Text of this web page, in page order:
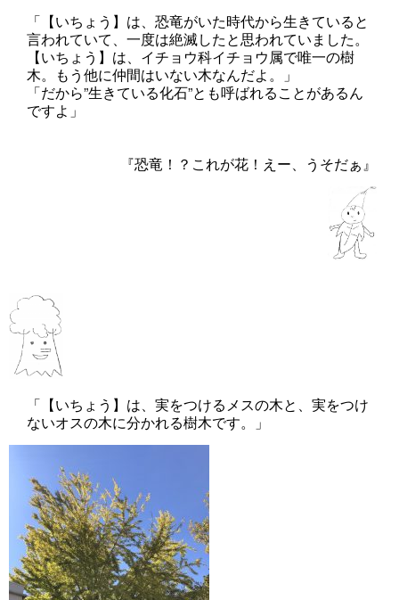
「【いちょう】は、恐竜がいた時代から生きていると
言われていて、一度は絶滅したと思われていました。
【いちょう】は、イチョウ科イチョウ属で唯一の樹
木。もう他に仲間はいない木なんだよ。」
「だから”生きている化石”とも呼ばれることがあるん
ですよ」
『恐竜！？これが花！えー、うそだぁ』
「【いちょう】は、実をつけるメスの木と、実をつけ
ないオスの木に分かれる樹木です。」